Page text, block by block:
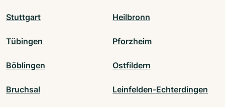
Stuttgart Heilbronn
Tübingen Pforzheim
Böblingen Ostfildern
Bruchsal Leinfelden-Echterdingen